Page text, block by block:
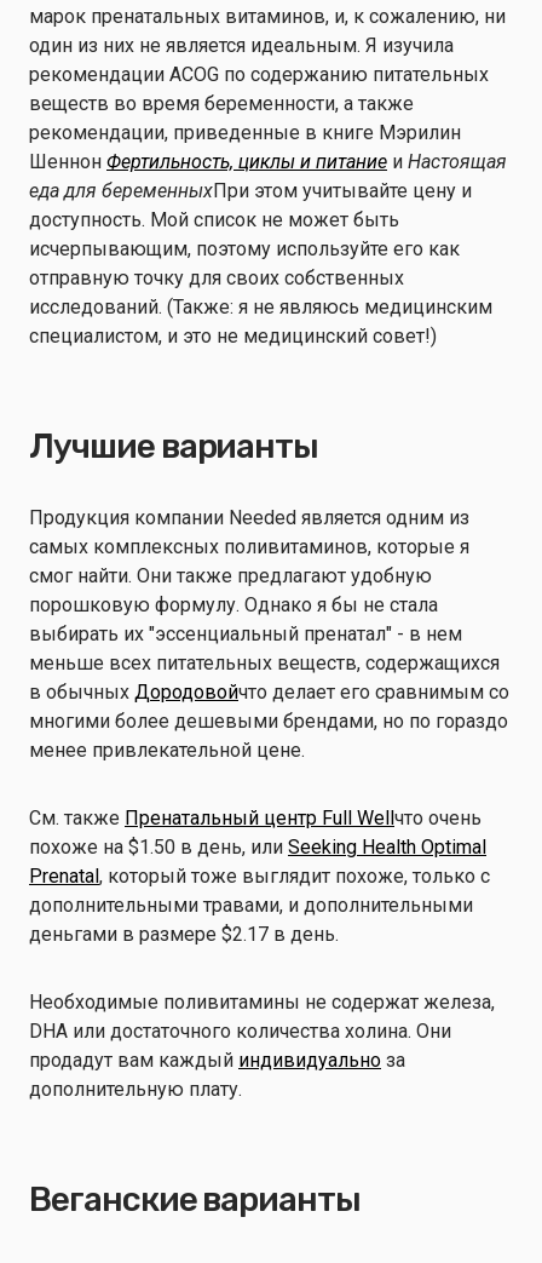
марок пренатальных витаминов, и, к сожалению, ни
один из них не является идеальным. Я изучила
рекомендации ACOG по содержанию питательных
веществ во время беременности, а также
рекомендации, приведенные в книге Мэрилин
Шеннон Фертильность, циклы и питание и Настоящая
еда для беременныхПри этом учитывайте цену и
доступность. Мой список не может быть
исчерпывающим, поэтому используйте его как
отправную точку для своих собственных
исследований. (Также: я не являюсь медицинским
специалистом, и это не медицинский совет!)
Лучшие варианты
Продукция компании Needed является одним из
самых комплексных поливитаминов, которые я
смог найти. Они также предлагают удобную
порошковую формулу. Однако я бы не стала
выбирать их "эссенциальный пренатал" - в нем
меньше всех питательных веществ, содержащихся
в обычных Дородовойчто делает его сравнимым со
многими более дешевыми брендами, но по гораздо
менее привлекательной цене.
См. также Пренатальный центр Full Wellчто очень
похоже на $1.50 в день, или Seeking Health Optimal
Prenatal, который тоже выглядит похоже, только с
дополнительными травами, и дополнительными
деньгами в размере $2.17 в день.
Необходимые поливитамины не содержат железа,
DHA или достаточного количества холина. Они
продадут вам каждый индивидуально за
дополнительную плату.
Веганские варианты